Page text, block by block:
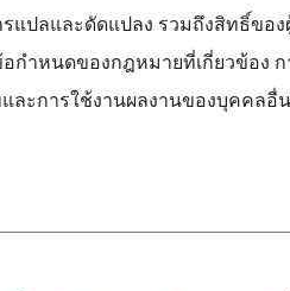
แปลและดัดแปลง รวมถึงสิทธิ์ของ
ำหนดของกฎหมายที่เกี่ยวข้อง ก
ะการใช้งานผลงานของบุคคลอื่